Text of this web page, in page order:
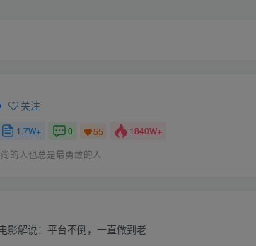
关注
1.7W+ 0 55 1840W+
的人也总是最勇敢的人
影解说：平台不倒，一直做到老